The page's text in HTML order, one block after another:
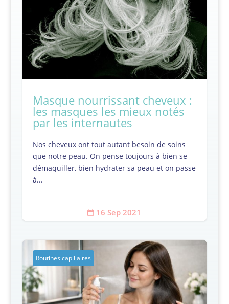
Masque nourrissant cheveux :
les masques les mieux notés
par les internautes
Nos cheveux ont tout autant besoin de soins
que notre peau. On pense toujours à bien se
démaquiller, bien hydrater sa peau et on passe
à...
 16 Sep 2021
Routines capillaires